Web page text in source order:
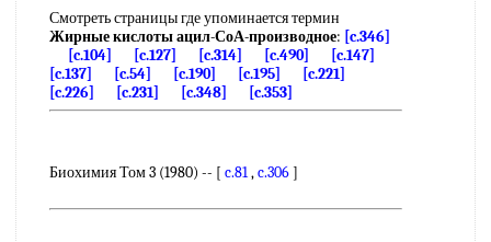
Смотреть страницы где упоминается термин
Жирные кислоты ацил-СоА-производное: [c.346]
[c.104]
[c.127] [c.314] [c.490]
[c.147]
[c.137]
[c.54] [c.190] [c.195]
[c.221]
[c.226]
[c.231] [c.348] [c.353]
Биохимия Том 3 (1980) -- [ c.81,c.306]